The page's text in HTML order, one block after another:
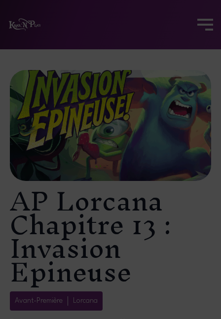
AP Lorcana
Chapitre 13 :
Invasion
Epineuse
Avant-Première Lorcana